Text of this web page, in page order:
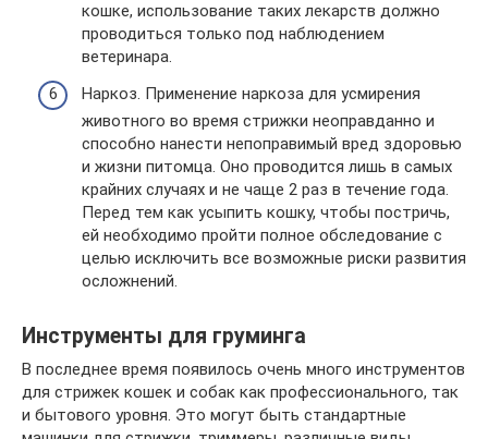
кошке, использование таких лекарств должно
проводиться только под наблюдением
ветеринара.
Наркоз. Применение наркоза для усмирения
животного во время стрижки неоправданно и
способно нанести непоправимый вред здоровью
и жизни питомца. Оно проводится лишь в самых
крайних случаях и не чаще 2 раз в течение года.
Перед тем как усыпить кошку, чтобы постричь,
ей необходимо пройти полное обследование с
целью исключить все возможные риски развития
осложнений.
Инструменты для груминга
В последнее время появилось очень много инструментов
для стрижек кошек и собак как профессионального, так
и бытового уровня. Это могут быть стандартные